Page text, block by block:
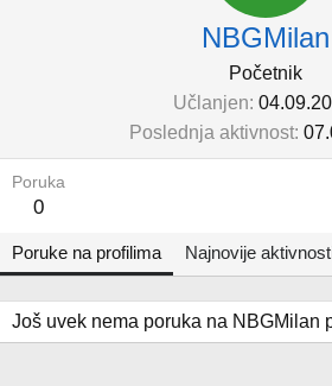
NBGMilan
Početnik
Učlanjen
Poslednja aktivnost
Poruka
0
Poruke na profilima Najnovije
Još uvek nema poruka na NBGMilan